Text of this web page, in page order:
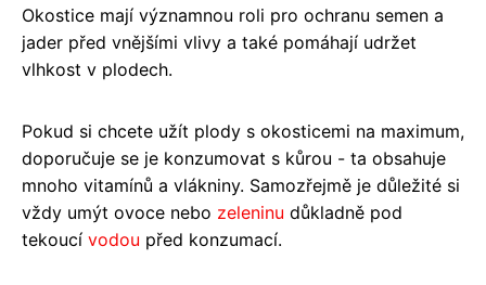
Okostice mají významnou roli pro ochranu semen a
jader před vnějšími vlivy a také pomáhají udržet
vlhkost v plodech.
Pokud si chcete užít plody s okosticemi na maximum,
doporučuje se je konzumovat s kůrou - ta obsahuje
mnoho vitamínů a vlákniny. Samozřejmě je důležité si
vždy umýt ovoce nebo zeleninu důkladně pod
tekoucí vodou před konzumací.